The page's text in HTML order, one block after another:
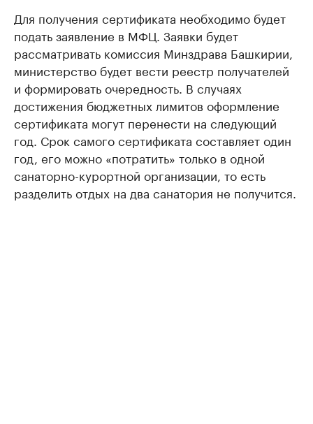
Для получения сертификата необходимо будет
подать заявление в МФЦ. Заявки будет
рассматривать комиссия Минздрава Башкирии,
министерство будет вести реестр получателей
и формировать очередность. В случаях
достижения бюджетных лимитов оформление
сертификата могут перенести на следующий
год. Срок самого сертификата составляет один
год, его можно «потратить» только в одной
санаторно-курортной организации, то есть
разделить отдых на два санатория не получится.